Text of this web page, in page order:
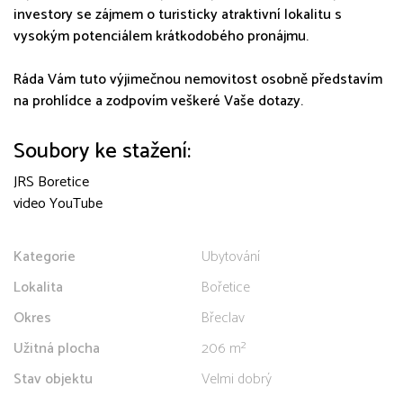
investory se zájmem o turisticky atraktivní lokalitu s
vysokým potenciálem krátkodobého pronájmu.
Ráda Vám tuto výjimečnou nemovitost osobně představím
na prohlídce a zodpovím veškeré Vaše dotazy.
Soubory ke stažení:
JRS Boretice
video YouTube
Kategorie
Ubytování
Lokalita
Bořetice
Okres
Břeclav
Užitná plocha
206 m²
Stav objektu
Velmi dobrý